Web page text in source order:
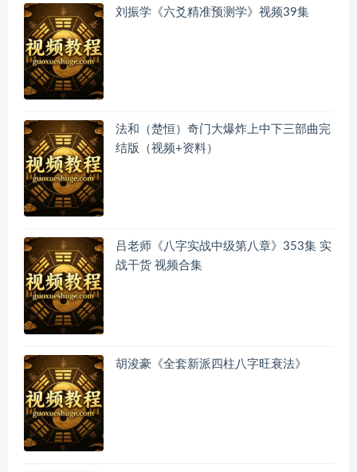
刘振学《六爻精准预测学》视频39集
法和（楚恒）奇门大爆炸上中下三部曲完
结版（视频+资料）
吕老师《八字实战中级第八章》353集 实
战干货 视频合集
胡浚豪《全套新派四柱八字旺衰法》